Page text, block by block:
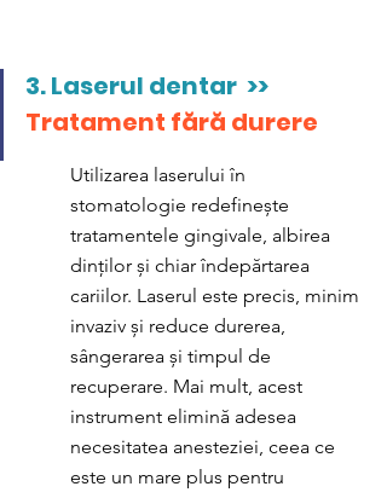
3. Laserul dentar  >>
Tratament fără durere
Utilizarea laserului în
stomatologie redefinește
tratamentele gingivale, albirea
dinților și chiar îndepărtarea
cariilor. Laserul este precis, minim
invaziv și reduce durerea,
sângerarea și timpul de
recuperare. Mai mult, acest
instrument elimină adesea
necesitatea anesteziei, ceea ce
este un mare plus pentru